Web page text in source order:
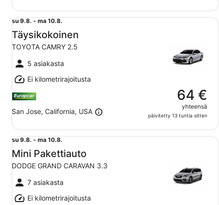
su
9.8.
viiva
ma
10.8.
su 9.8. - ma 10.8.
Täysikokoinen
TOYOTA CAMRY 2.5
5 asiakasta
Ei kilometrirajoitusta
San Jose, California, USA
64 €
yhteensä
päivitetty 13 tuntia sitten
Täysikokoinen TOYOTA CAMRY 2.5
su
9.8.
viiva
ma
10.8.
su 9.8. - ma 10.8.
Mini Pakettiauto
DODGE GRAND CARAVAN 3.3
7 asiakasta
Ei kilometrirajoitusta
Mini Pakettiauto DODGE GRAND CARAVAN 3.3